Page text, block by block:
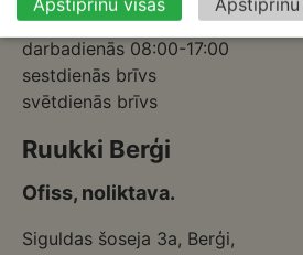
Darba laiki
darbadienās 08:00-17:00
sestdienās brīvs
svētdienās brīvs
Ruukki Berģi
Ofiss, noliktava.
Siguldas šoseja 3a, Berģi,